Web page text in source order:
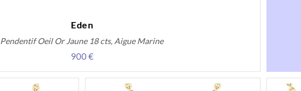
Eden
Pendentif Oeil Or Jaune 18 cts, Aigue Marine
900 €